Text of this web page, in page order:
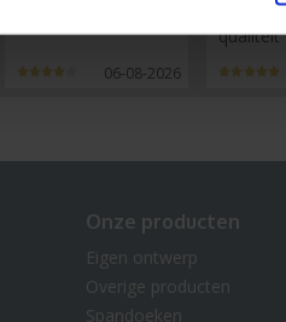
06-08-2026
qualiteit
Onze producten
Eigen ontwerp
Overige producten
Spandoeken